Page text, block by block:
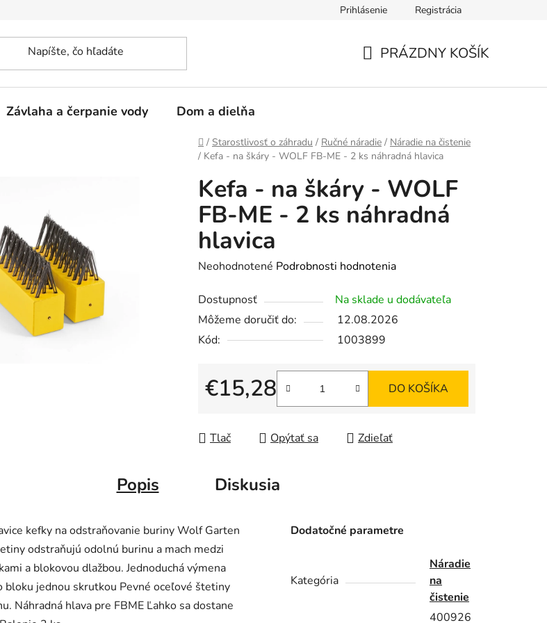
Prihlásenie Registrácia
PRÁZDNY KOŠÍK
Závlaha a čerpanie vody Dom a dielňa
Domov
/ Starostlivosť o záhradu / Ručné náradie / Náradie na čistenie
/ Kefa - na škáry - WOLF FB-ME - 2 ks náhradná hlavica
Kefa - na škáry - WOLF
FB-ME - 2 ks náhradná
hlavica
Priemerné
produktu
je
0,0
hviezdičiek.
Neohodnotené Podrobnosti hodnotenia
Dostupnosť
Na sklade u dodávateľa
Môžeme doručiť do:
12.08.2026
Kód:
1003899
€15,28
Jednotková cena:
DO KOŠÍKA
Tlač Opýtať sa Zdieľať
Popis Diskusia
kefky na odstraňovanie buriny Wolf Garten
odstraňujú odolnú burinu a mach medzi
a blokovou dlažbou. Jednoduchá výmena
bloku jednou skrutkou Pevné oceľové štetiny
Náhradná hlava pre FBME Ľahko sa dostane
Dodatočné parametre
Kategória
Náradie
na
čistenie
400926